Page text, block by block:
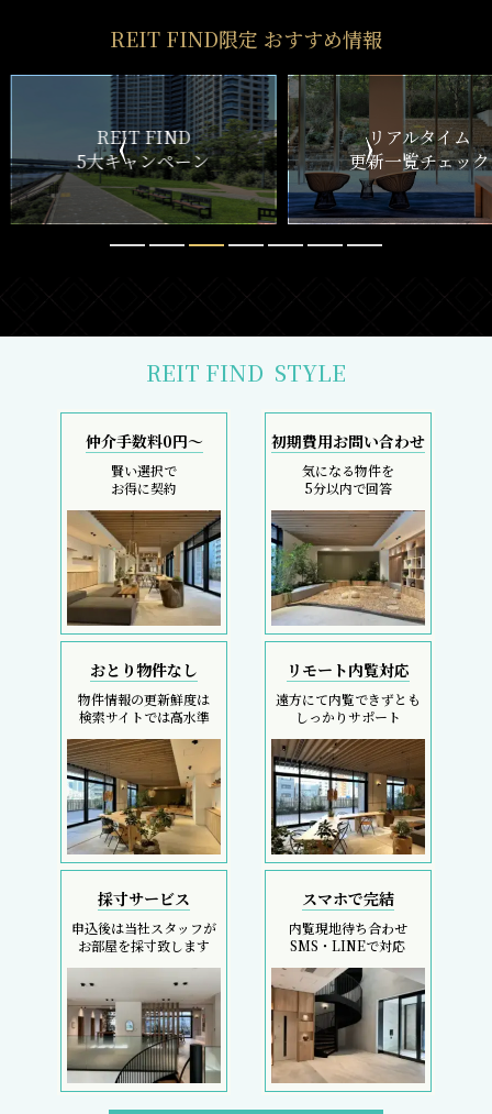
REIT FIND限定 おすすめ情報
ン
リアルタイム
更新一覧チェック
新
REIT FIND STYLE
仲介手数料0円～
賢い選択で
お得に契約
初期費用お問い合わせ
気になる物件を
5分以内で回答
おとり物件なし
物件情報の更新鮮度は
検索サイトでは高水準
リモート内覧対応
遠方にて内覧できずとも
しっかりサポート
採寸サービス
申込後は当社スタッフが
お部屋を採寸致します
スマホで完結
内覧現地待ち合わせ
SMS・LINEで対応